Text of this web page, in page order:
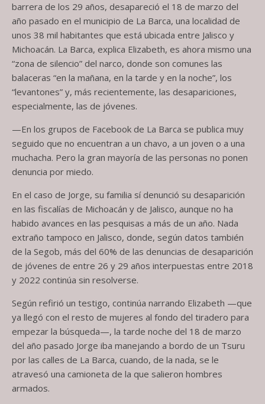
barrera de los 29 años, desapareció el 18 de marzo del
año pasado en el municipio de La Barca, una localidad de
unos 38 mil habitantes que está ubicada entre Jalisco y
Michoacán. La Barca, explica Elizabeth, es ahora mismo una
“zona de silencio” del narco, donde son comunes las
balaceras “en la mañana, en la tarde y en la noche”, los
“levantones” y, más recientemente, las desapariciones,
especialmente, las de jóvenes.
—En los grupos de Facebook de La Barca se publica muy
seguido que no encuentran a un chavo, a un joven o a una
muchacha. Pero la gran mayoría de las personas no ponen
denuncia por miedo.
En el caso de Jorge, su familia sí denunció su desaparición
en las fiscalías de Michoacán y de Jalisco, aunque no ha
habido avances en las pesquisas a más de un año. Nada
extraño tampoco en Jalisco, donde, según datos también
de la Segob, más del 60% de las denuncias de desaparición
de jóvenes de entre 26 y 29 años interpuestas entre 2018
y 2022 continúa sin resolverse.
Según refirió un testigo, continúa narrando Elizabeth —que
ya llegó con el resto de mujeres al fondo del tiradero para
empezar la búsqueda—, la tarde noche del 18 de marzo
del año pasado Jorge iba manejando a bordo de un Tsuru
por las calles de La Barca, cuando, de la nada, se le
atravesó una camioneta de la que salieron hombres
armados.